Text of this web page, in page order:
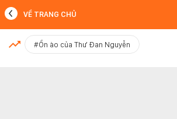
MỚI NHẤT
VỀ TRANG CHỦ
#Ồn ào của Thư Đan Nguyễn